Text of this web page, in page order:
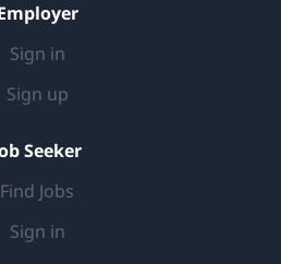
Sign in
Sign up
Seeker
Find Jobs
Sign in